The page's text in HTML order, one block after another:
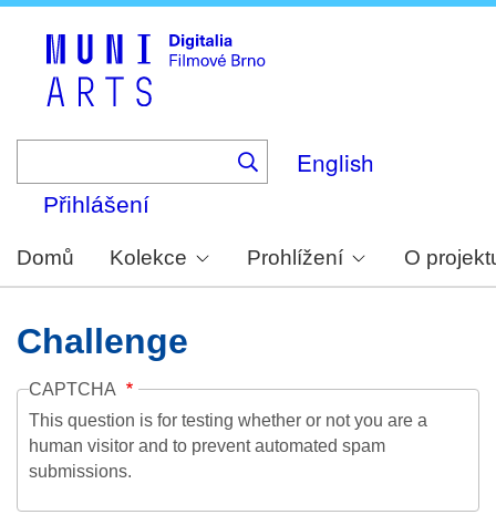
English
Přihlášení
Domů Kolekce Prohlížení O
Challenge
CAPTCHA
This question is for testing whether or not you are a
human visitor and to prevent automated spam
submissions.